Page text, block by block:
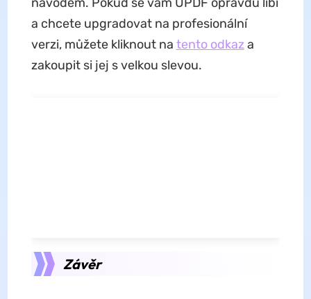
a chcete upgradovat na profesionální
verzi, můžete kliknout na tento odkaza
zakoupit si jej s velkou slevou.
Závěr